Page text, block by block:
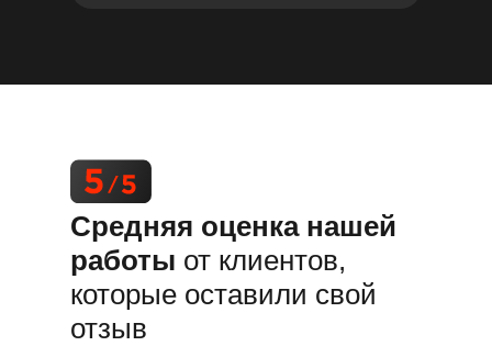
Средняя оценка нашей
работы от клиентов,
которые оставили свой
отзыв